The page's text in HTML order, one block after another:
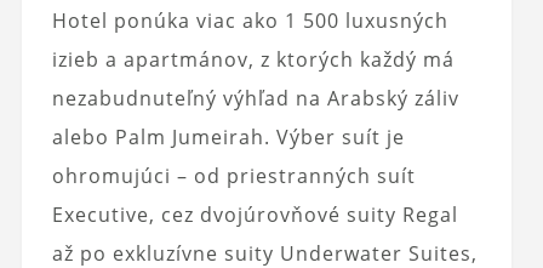
Hotel ponúka viac ako 1 500 luxusných
izieb a apartmánov, z ktorých každý má
nezabudnuteľný výhľad na Arabský záliv
alebo Palm Jumeirah. Výber suít je
ohromujúci – od priestranných suít
Executive, cez dvojúrovňové suity Regal
až po exkluzívne suity Underwater Suites,